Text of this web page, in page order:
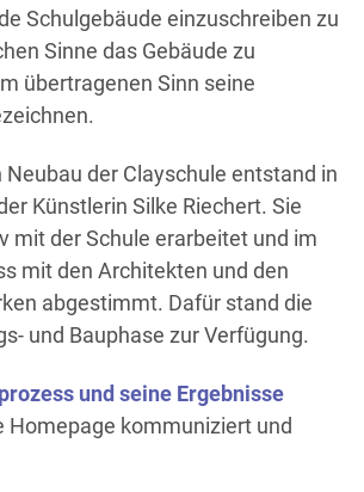
Schulgebäude einzuschreiben zu
Sinne das Gebäude zu
übertragenen Sinn seine
Neubau der Clayschule entstand in
Künstlerin Silke Riechert. Sie
mit der Schule erarbeitet und im
mit den Architekten und den
abgestimmt. Dafür stand die
und Bauphase zur Verfügung.
und seine Ergebnisse
Homepage kommuniziert und